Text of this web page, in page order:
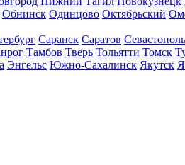
Обнинск Одинцово Октябрьский
Саранск Саратов Севастополь
Тамбов Тверь Тольятти Томск
Энгельс Южно-Сахалинск Якутск